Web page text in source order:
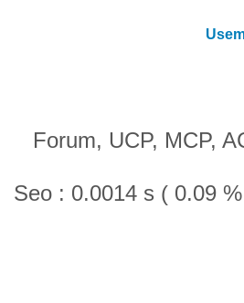
Forum, UCP, MCP,
Seo : 0.0014 s ( 0.09